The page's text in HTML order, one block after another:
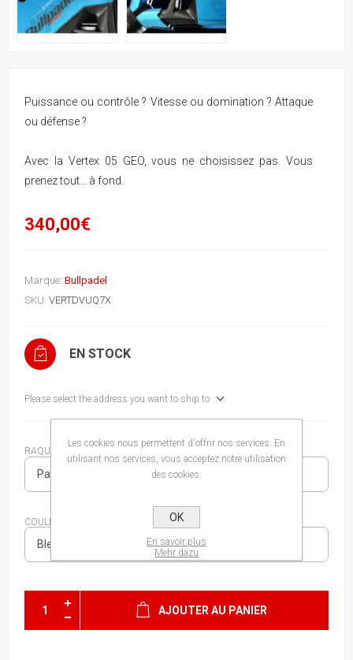
Puissance ou contrôle ? Vitesse ou domination ? Attaque
ou défense ?
Avec la Vertex 05 GEO, vous ne choisissez pas. Vous
prenez tout… à fond.
340,00€
Marque: Bullpadel
SKU: VERTDVUQ7X
EN STOCK
Please select the address you want to ship to
RAQUETTE ADULTE
COULEUR
AJOUTER AU PANIER
Les cookies nous permettent d'offrir nos services. En
utilisant nos services, vous acceptez notre utilisation
des cookies.
OK
En savoir plus
Mehr dazu